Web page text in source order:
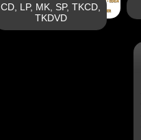
CD, LP, MK, SP, TKCD,
TKDVD